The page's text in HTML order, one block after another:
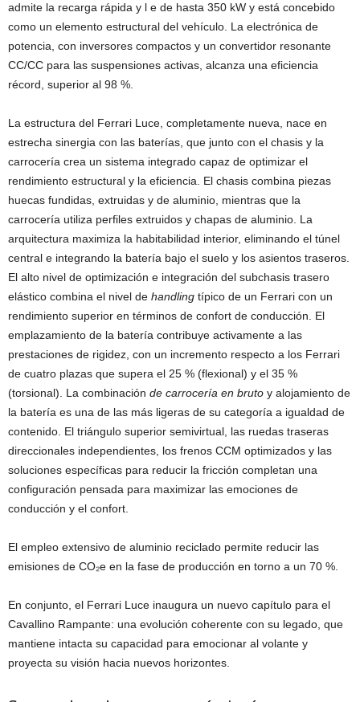
admite la recarga rápida y l e de hasta 350 kW y está concebido
como un elemento estructural del vehículo. La electrónica de
potencia, con inversores compactos y un convertidor resonante
CC/CC para las suspensiones activas, alcanza una eficiencia
récord, superior al 98 %.
La estructura del Ferrari Luce, completamente nueva, nace en
estrecha sinergia con las baterías, que junto con el chasis y la
carrocería crea un sistema integrado capaz de optimizar el
rendimiento estructural y la eficiencia. El chasis combina piezas
huecas fundidas, extruidas y de aluminio, mientras que la
carrocería utiliza perfiles extruidos y chapas de aluminio. La
arquitectura maximiza la habitabilidad interior, eliminando el túnel
central e integrando la batería bajo el suelo y los asientos traseros.
El alto nivel de optimización e integración del subchasis trasero
elástico combina el nivel de handling típico de un Ferrari con un
rendimiento superior en términos de confort de conducción. El
emplazamiento de la batería contribuye activamente a las
prestaciones de rigidez, con un incremento respecto a los Ferrari
de cuatro plazas que supera el 25 % (flexional) y el 35 %
(torsional). La combinación de carrocería en bruto y alojamiento de
la batería es una de las más ligeras de su categoría a igualdad de
contenido. El triángulo superior semivirtual, las ruedas traseras
direccionales independientes, los frenos CCM optimizados y las
soluciones específicas para reducir la fricción completan una
configuración pensada para maximizar las emociones de
conducción y el confort.
El empleo extensivo de aluminio reciclado permite reducir las
emisiones de CO₂e en la fase de producción en torno a un 70 %.
En conjunto, el Ferrari Luce inaugura un nuevo capítulo para el
Cavallino Rampante: una evolución coherente con su legado, que
mantiene intacta su capacidad para emocionar al volante y
proyecta su visión hacia nuevos horizontes.